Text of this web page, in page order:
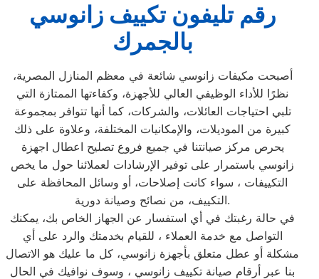
رقم تليفون تكييف زانوسي
بالجمرك
أصبحت مكيفات زانوسي شائعة في معظم المنازل المصرية،
نظرًا للأداء الوظيفي العالي للأجهزة، وكفاءتها الممتازة التي
تلبي احتياجات العائلات، والشركات، كما أنها تتوافر بمجموعة
كبيرة من الموديلات، والإمكانيات المختلفة، وعلاوة على ذلك
يحرص مركز صيانتنا في جميع فروع تصليح اعطال اجهزة
زانوسي باستمرار على توفير الإرشادات لعملائنا حول ما يخص
التكييفات ، سواء كانت إصلاحات، أو وسائل المحافظة على
التكييف، من نصائح وصيانة دورية.
في حالة رغبتك في أي استفسار عن الجهاز الخاص بك، يمكنك
التواصل مع خدمة العملاء ، للقيام بخدمتك والرد على أي
مشكلة أو عطل متعلق بأجهزة زانوسي، كل ما عليك هو الاتصال
بنا عبر أرقام صيانة تكييف زانوسي ، وسوف نوافيك في الحال